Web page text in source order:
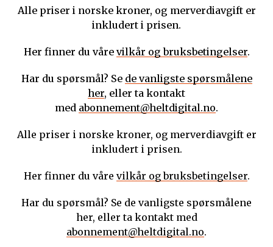
Alle priser i norske kroner, og merverdiavgift er
inkludert i prisen.
Her finner du våre vilkår og bruksbetingelser.
Har du spørsmål? Se de vanligste spørsmålene
her, eller ta kontakt
med abonnement@heltdigital.no.
Alle priser i norske kroner, og merverdiavgift er
inkludert i prisen.
Her finner du våre vilkår og bruksbetingelser.
Har du spørsmål? Se de vanligste spørsmålene
her, eller ta kontakt med
abonnement@heltdigital.no.